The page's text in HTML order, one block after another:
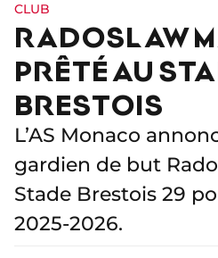
CLUB
RADOSLAW
PRÊTÉ AU
BRESTOIS
L’AS Monaco
gardien de but
Stade Brestois 29
2025-2026.